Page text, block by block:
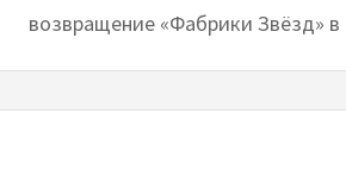
возвращение «Фабрики Звёзд»